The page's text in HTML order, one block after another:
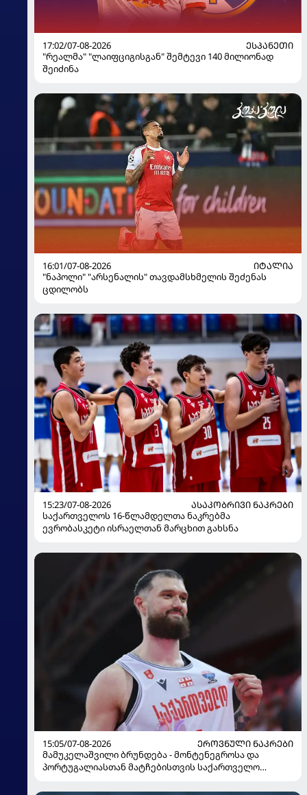
17:02/07-08-2026
ᲔᲡᲞᲐᲜᲔᲗᲘ
"რეალმა" "ლაიფციგისგან" შემტევი 140 მილიონად
შეიძინა
16:01/07-08-2026
ᲘᲢᲐᲚᲘᲐ
"ნაპოლი" "არსენალის" თავდამსხმელის შეძენას
ცდილობს
15:23/07-08-2026
ᲐᲡᲐᲙᲝᲑᲠᲘᲕᲘ ᲜᲐᲙᲠᲔᲑᲘ
საქართველოს 16-წლამდელთა ნაკრებმა
ევრობასკეტი ისრაელთან მარცხით გახსნა
15:05/07-08-2026
ᲔᲠᲝᲕᲜᲣᲚᲘ ᲜᲐᲙᲠᲔᲑᲘ
მამუკელაშვილი ბრუნდება - მონტენეგროსა და
პორტუგალიასთან მატჩებისთვის საქართველო